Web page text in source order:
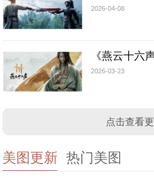
2026-04-08
《燕云十六
2026-03-23
点击查看
美图更新 热门美图